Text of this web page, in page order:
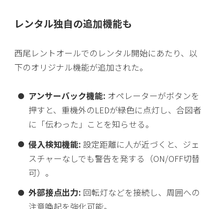
レンタル独自の追加機能も
西尾レントオールでのレンタル開始にあたり、以
下のオリジナル機能が追加された。
アンサーバック機能: オペレーターがボタンを
押すと、重機外のLEDが緑色に点灯し、合図者
に「伝わった」ことを知らせる。
侵入検知機能: 設定距離に人が近づくと、ジェ
スチャーなしでも警告を発する（ON/OFF切替
可）。
外部接点出力: 回転灯などを接続し、周囲への